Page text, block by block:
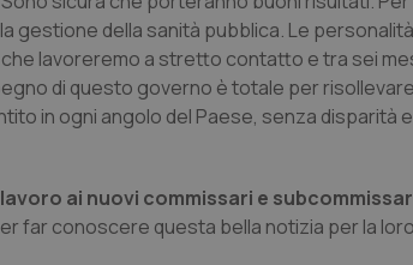
gestione della sanità pubblica. Le
lavoreremo a stretto contatto e tra sei
di questo governo è totale per
in ogni angolo del Paese, senza
ai nuovi commissari e
far conoscere questa bella notizia per la